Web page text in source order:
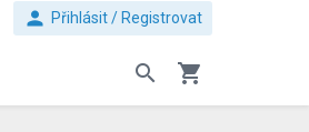
person Přihlásit / Registrovat
search shopping_cart